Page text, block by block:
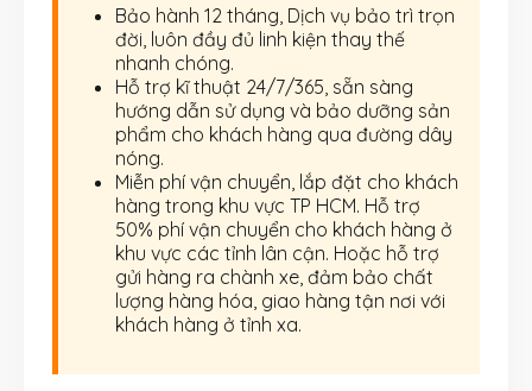
Bảo hành 12 tháng, Dịch vụ bảo trì trọn
đời, luôn đầy đủ linh kiện thay thế
nhanh chóng.
Hỗ trợ kĩ thuật 24/7/365, sẵn sàng
hướng dẫn sử dụng và bảo dưỡng sản
phẩm cho khách hàng qua đường dây
nóng.
Miễn phí vận chuyển, lắp đặt cho khách
hàng trong khu vực TP HCM. Hỗ trợ
50% phí vận chuyển cho khách hàng ở
khu vực các tỉnh lân cận. Hoặc hỗ trợ
gửi hàng ra chành xe, đảm bảo chất
lượng hàng hóa, giao hàng tận nơi với
khách hàng ở tỉnh xa.